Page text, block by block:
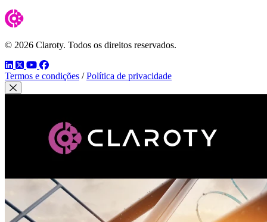
© 2026 Claroty. Todos os direitos reservados.
LinkedIn
TwitterYouTube
Facebook
Termos e condições / Política de privacidade
Fechar modal